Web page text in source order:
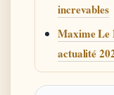
increvables
Maxime Le
actualité